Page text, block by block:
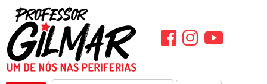
Pular
para
o
conteúdo